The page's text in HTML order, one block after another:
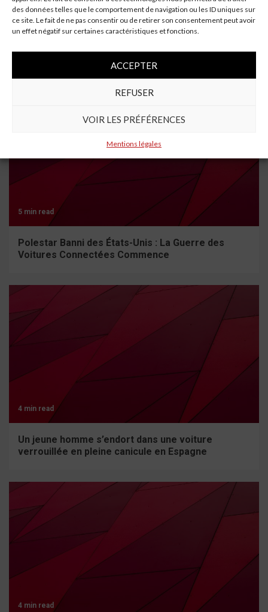
des données telles que le comportement de navigation ou les ID uniques sur
ce site. Le fait de ne pas consentir ou de retirer son consentement peut avoir
un effet négatif sur certaines caractéristiques et fonctions.
ACCEPTER
REFUSER
VOIR LES PRÉFÉRENCES
Mentions légales
5 min read
Polestar Banni des États-Unis : La Guerre des
Voitures Connectées Commence
4 min read
Un jeune homme s’endort dans une voiture
verrouillée en pleine canicule en Espagne
4 min read